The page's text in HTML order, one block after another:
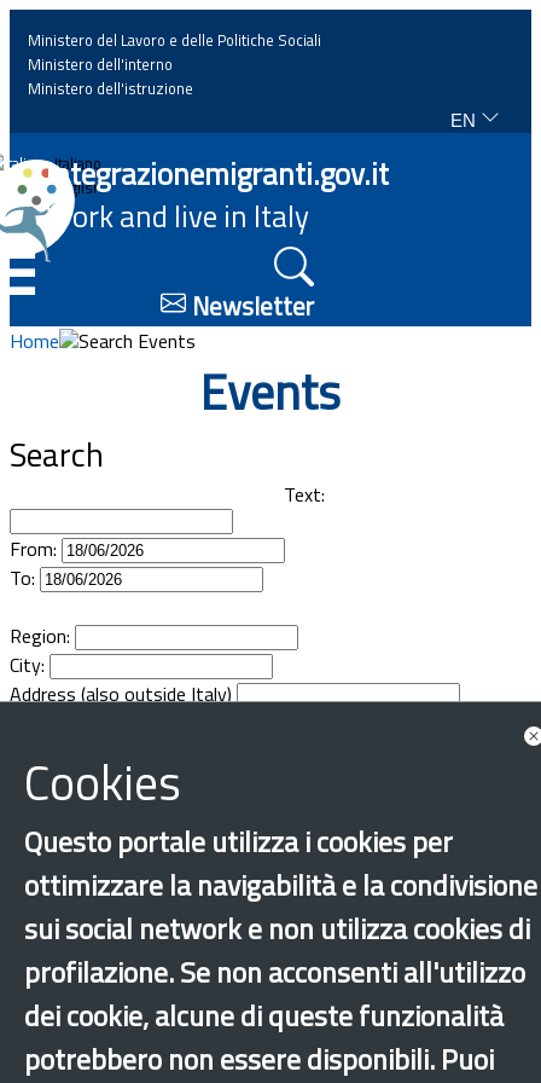
Home
News
Highlights
Regulations and law
Projects
Documents
Ministero del Lavoro e delle Politiche Sociali
Ministero dell'interno
Ministero dell'istruzione
EN
Italiano
English
Integrazionemigranti.gov.it
Work and live in Italy
Newsletter
Home Search Events
Events
Search
Text:
From:
To:
Region:
City:
Address (also outside Italy)
Cookies
Questo portale utilizza i cookies per
ottimizzare la navigabilità e la condivisione
sui social network e non utilizza cookies di
profilazione. Se non acconsenti all'utilizzo
dei cookie, alcune di queste funzionalità
potrebbero non essere disponibili. Puoi